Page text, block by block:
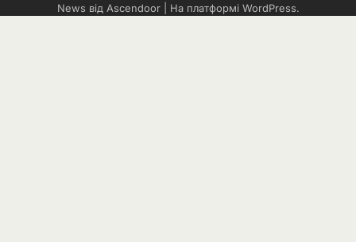
News від Ascendoor| На платформі WordPress.